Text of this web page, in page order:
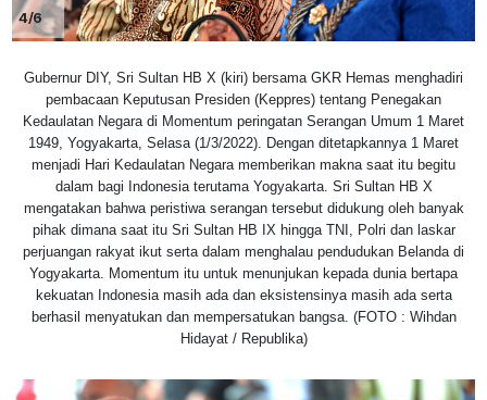
4/6
Gubernur DIY, Sri Sultan HB X (kiri) bersama GKR Hemas menghadiri
pembacaan Keputusan Presiden (Keppres) tentang Penegakan
Kedaulatan Negara di Momentum peringatan Serangan Umum 1 Maret
1949, Yogyakarta, Selasa (1/3/2022). Dengan ditetapkannya 1 Maret
menjadi Hari Kedaulatan Negara memberikan makna saat itu begitu
dalam bagi Indonesia terutama Yogyakarta. Sri Sultan HB X
mengatakan bahwa peristiwa serangan tersebut didukung oleh banyak
pihak dimana saat itu Sri Sultan HB IX hingga TNI, Polri dan laskar
perjuangan rakyat ikut serta dalam menghalau pendudukan Belanda di
Yogyakarta. Momentum itu untuk menunjukan kepada dunia bertapa
kekuatan Indonesia masih ada dan eksistensinya masih ada serta
berhasil menyatukan dan mempersatukan bangsa. (FOTO : Wihdan
Hidayat / Republika)